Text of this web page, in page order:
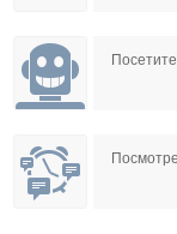
KissNet